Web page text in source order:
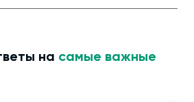
на самые важные